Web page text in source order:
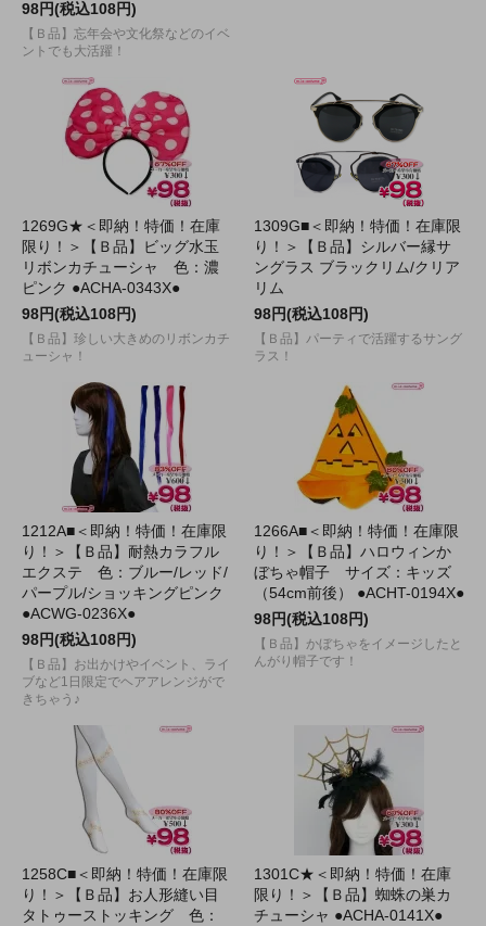
98円(税込108円)
【Ｂ品】忘年会や文化祭などのイベ
ントでも大活躍！
1269G★＜即納！特価！在庫
限り！＞【Ｂ品】ビッグ水玉
リボンカチューシャ 色：濃
ピンク ●ACHA-0343X●
98円(税込108円)
【Ｂ品】珍しい大きめのリボンカチ
ューシャ！
1309G■＜即納！特価！在庫限
り！＞【Ｂ品】シルバー縁サ
ングラス ブラックリム/クリア
リム
98円(税込108円)
【Ｂ品】パーティで活躍するサング
ラス！
1212A■＜即納！特価！在庫限
り！＞【Ｂ品】耐熱カラフル
エクステ 色：ブルー/レッド/
パープル/ショッキングピンク
●ACWG-0236X●
98円(税込108円)
【Ｂ品】お出かけやイベント、ライ
ブなど1日限定でヘアアレンジがで
きちゃう♪
1266A■＜即納！特価！在庫限
り！＞【Ｂ品】ハロウィンか
ぼちゃ帽子 サイズ：キッズ
（54cm前後） ●ACHT-0194X●
98円(税込108円)
【Ｂ品】かぼちゃをイメージしたと
んがり帽子です！
1258C■＜即納！特価！在庫限
り！＞【Ｂ品】お人形縫い目
タトゥーストッキング 色：
1301C★＜即納！特価！在庫
限り！＞【Ｂ品】蜘蛛の巣カ
チューシャ ●ACHA-0141X●